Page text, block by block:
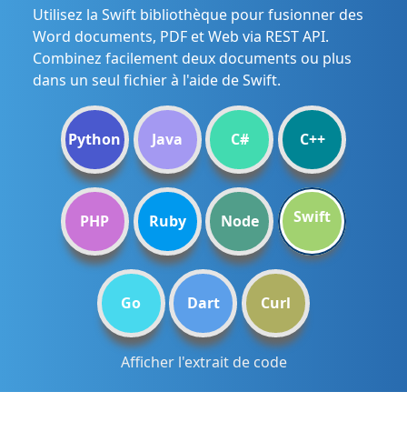
Utilisez la Swift bibliothèque pour fusionner des
Word documents, PDF et Web via REST API.
Combinez facilement deux documents ou plus
dans un seul fichier à l'aide de Swift.
Python Java C# C++
PHP Ruby Node Swift
Go Dart Curl
Afficher l'extrait de code